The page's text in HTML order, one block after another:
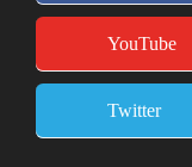
YouTube
Twitter